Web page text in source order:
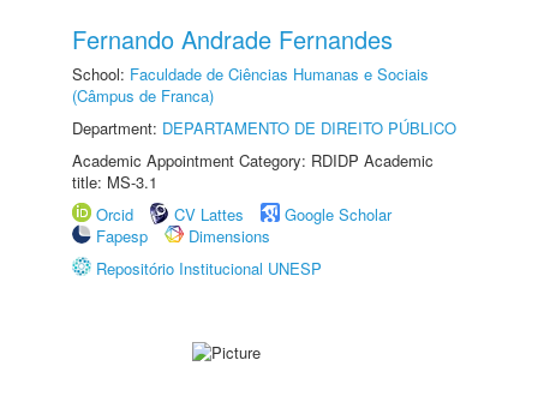
Fernando Andrade Fernandes
School: Faculdade de Ciências Humanas e Sociais
(Câmpus de Franca)
Department: DEPARTAMENTO DE DIREITO PÚBLICO
Academic Appointment Category: RDIDP Academic
title: MS-3.1
Orcid
CV Lattes
Google Scholar
Fapesp
Dimensions
Repositório Institucional UNESP